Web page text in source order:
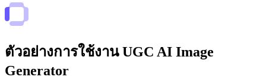
ตัวอย่างการใช้งาน UGC AI Image
Generator